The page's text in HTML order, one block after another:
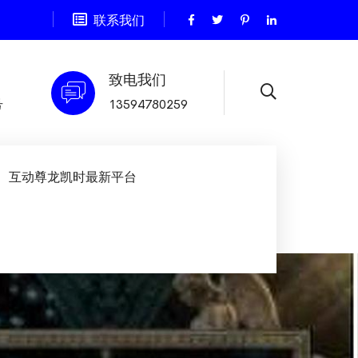
联系我们
致电我们
13594780259
互动尊龙凯时最新平台